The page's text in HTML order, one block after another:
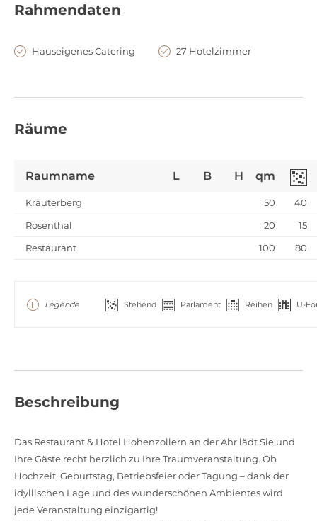
Rahmendaten
Hauseigenes Catering 27 Hotelzimmer
Räume
Raumname L B H qm
Kräuterberg 50
40
Rosenthal
20
15
Restaurant
100 80
Legende Stehend Parlament Reihen U-
Beschreibung
Das Restaurant & Hotel Hohenzollern an der Ahr lädt Sie und
Ihre Gäste recht herzlich zu Ihre Traumveranstaltung. Ob
Hochzeit, Geburtstag, Betriebsfeier oder Tagung – dank der
idyllischen Lage und des wunderschönen Ambientes wird
jede Veranstaltung einzigartig!